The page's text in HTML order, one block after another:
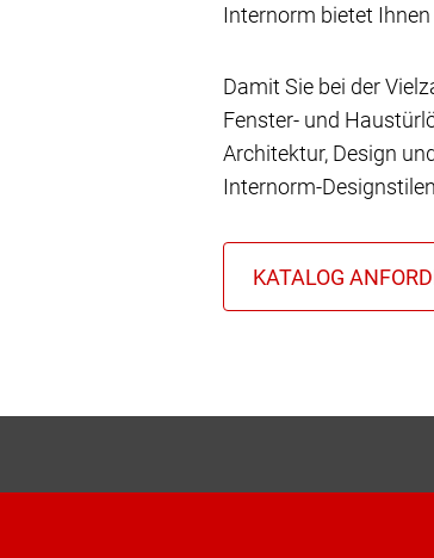
Internorm bietet
Damit Sie bei der
Fenster- und
Architektur, Design
Internorm-